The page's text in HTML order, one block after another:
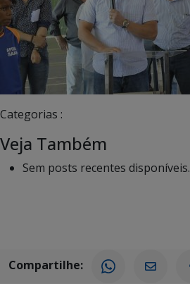
Categorias :
Veja Também
Sem posts recentes disponíveis.
Compartilhe: